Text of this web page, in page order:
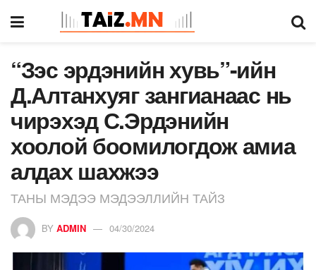
“Зэс эрдэнийн хувь”-ийн
Д.Алтанхуяг зангианаас нь
чирэхэд С.Эрдэнийн
хоолой боомилогдож амиа
алдах шахжээ
ТАНЫ МЭДЭЭ МЭДЭЭЛЛИЙН ТАЙЗ
BY ADMIN 04/30/2024